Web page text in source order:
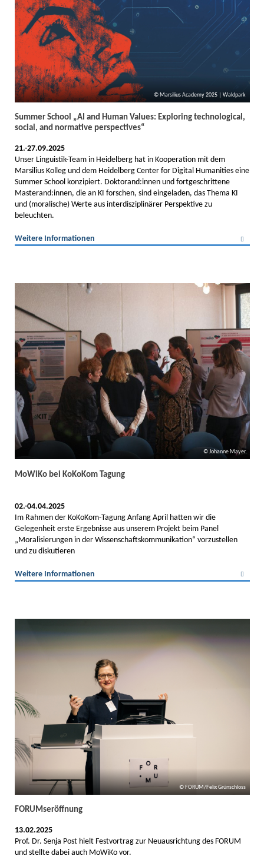
Marsilius Academy 2025 | Waldpark
Summer School „AI and Human Values: Exploring technological,
social, and normative perspectives“
21.-27.09.2025
Unser Linguistik-Team in Heidelberg hat in Kooperation mit dem
Marsilius Kolleg und dem Heidelberg Center for Digital Humanities eine
Summer School konzipiert. Doktorand:innen und fortgeschrittene
Masterand:innen, die an KI forschen, sind eingeladen, das Thema KI
und (moralische) Werte aus interdisziplinärer Perspektive zu
beleuchten.
Weitere Informationen
Johanne Mayer
MoWiKo bei KoKoKom Tagung
02.-04.04.2025
Im Rahmen der KoKoKom-Tagung Anfang April hatten wir die
Gelegenheit erste Ergebnisse aus unserem Projekt beim Panel
„Moralisierungen in der Wissenschaftskommunikation“ vorzustellen
und zu diskutieren
Weitere Informationen
FORUM/Felix Grünschloss
FORUMseröffnung
13.02.2025
Prof. Dr. Senja Post hielt Festvortrag zur Neuausrichtung des FORUM
und stellte dabei auch MoWiKo vor.